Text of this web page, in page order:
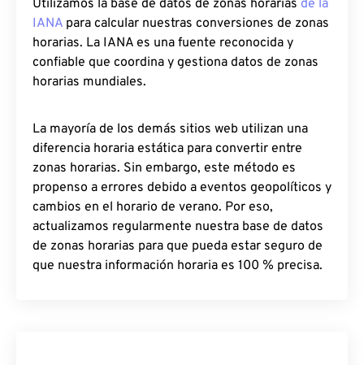
Utilizamos la base de datos de zonas horarias de la
IANA para calcular nuestras conversiones de zonas
horarias. La IANA es una fuente reconocida y
confiable que coordina y gestiona datos de zonas
horarias mundiales.
La mayoría de los demás sitios web utilizan una
diferencia horaria estática para convertir entre
zonas horarias. Sin embargo, este método es
propenso a errores debido a eventos geopolíticos y
cambios en el horario de verano. Por eso,
actualizamos regularmente nuestra base de datos
de zonas horarias para que pueda estar seguro de
que nuestra información horaria es 100 % precisa.